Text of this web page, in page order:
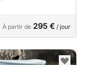
À partir de 295 € / jour